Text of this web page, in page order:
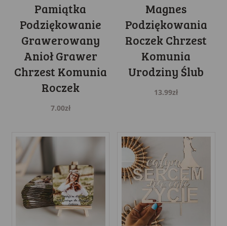
Pamiątka
Podziękowanie
Grawerowany
Anioł Grawer
Chrzest Komunia
Roczek
7.00zł
Magnes
Podziękowania
Roczek Chrzest
Komunia
Urodziny Ślub
13.99zł